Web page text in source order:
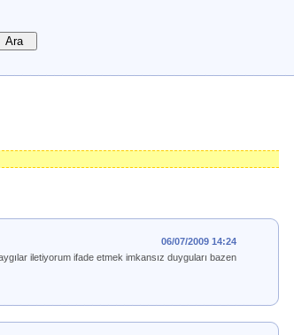
06/07/2009 14:24
iletiyorum ifade etmek imkansız duyguları bazen